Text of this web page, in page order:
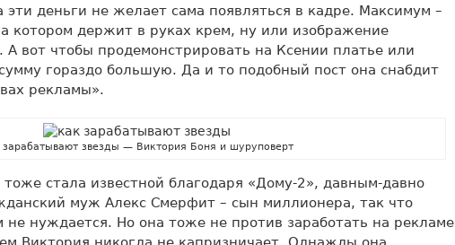
деньги не желает сама появляться в кадре. Максимум –
котором держит в руках крем, ну или изображение
А вот чтобы продемонстрировать на Ксении платье или
гораздо большую. Да и то подобный пост она снабдит
рекламы».
зарабатывают звезды — Виктория Боня и шуруповерт
стала известной благодаря «Дому-2», давным-давно
муж Алекс Смерфит – сын миллионера, так что
не нуждается. Но она тоже не против заработать на рекламе